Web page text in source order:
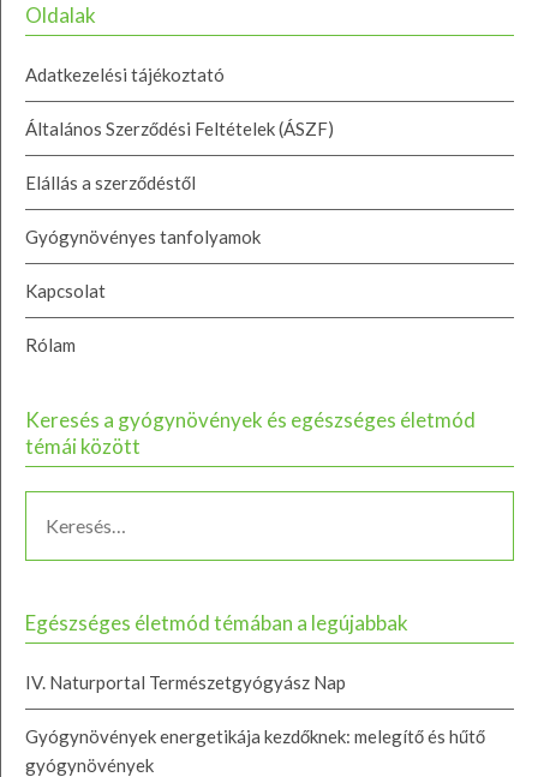
Oldalak
Adatkezelési tájékoztató
Általános Szerződési Feltételek (ÁSZF)
Elállás a szerződéstől
Gyógynövényes tanfolyamok
Kapcsolat
Rólam
Keresés a gyógynövények és egészséges életmód
témái között
Egészséges életmód témában a legújabbak
IV. Naturportal Természetgyógyász Nap
Gyógynövények energetikája kezdőknek: melegítő és hűtő
gyógynövények